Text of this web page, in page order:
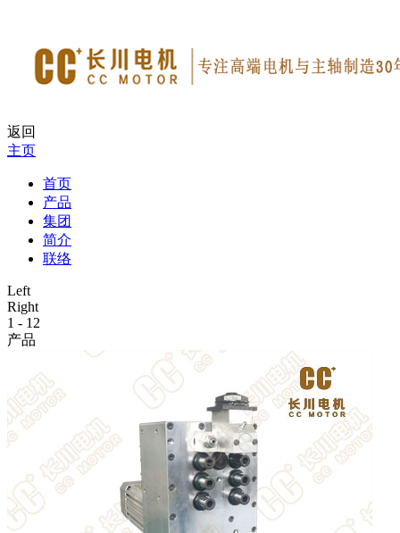
返回
主页
首页
产品
集团
简介
联络
Left
Right
1 - 12
产品